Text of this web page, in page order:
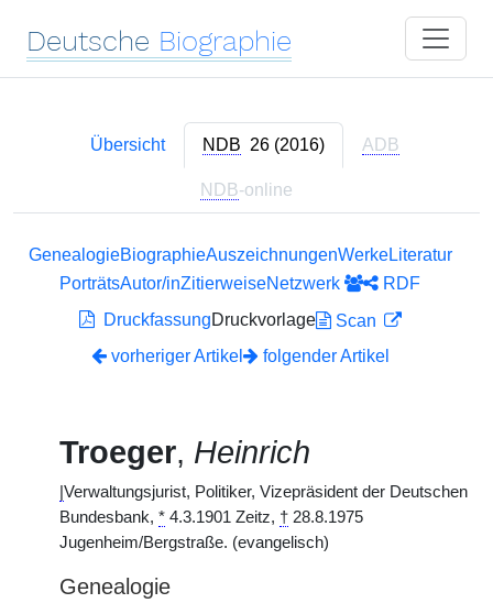
Deutsche Biographie
Übersicht NDB 26 (2016) ADB
NDB-online
GenealogieBiographieAuszeichnungenWerkeLiteratur
PorträtsAutor/inZitierweiseNetzwerk
RDF
DruckfassungDruckvorlage
Scan
vorheriger Artikel
folgender Artikel
Troeger, Heinrich
Verwaltungsjurist, Politiker, Vizepräsident der Deutschen
Bundesbank, * 4.3.1901 Zeitz, † 28.8.1975
Jugenheim/Bergstraße. (evangelisch)
Genealogie